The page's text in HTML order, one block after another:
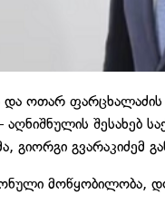
ოთარ ფარცხალაძის
შესახებ
გვარაკიძემ
მოწყობილობა,